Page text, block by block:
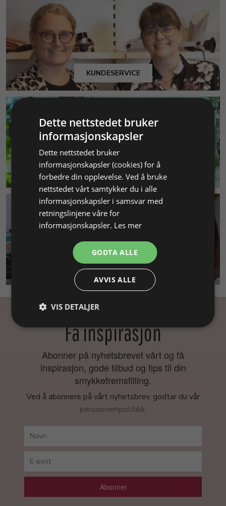
KUNDESERVICE
MILJØ & BÆREKRAFT
SMYKKEKURS
Få inspirasjon
Abonner på nyhetsbrevet vårt og få
inspirasjon, gode tilbud og tips til din
smykkefremstilling.
Ved å abonnere på vårt nyhetsbrev, godtar du vår
personvernpolitikk.
Abonner
Dette nettstedet bruker
informasjonskapsler
Dette nettstedet bruker
informasjonskapsler (cookies) for å
forbedre din opplevelse. Ved å bruke
nettstedet vårt samtykker du i alle
informasjonskapsler i samsvar med
retningslinjene våre for
informasjonskapsler. Les mer
GODTA ALLE
AVVIS ALLE
VIS DETALJER